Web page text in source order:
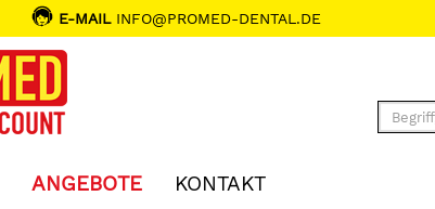
E-MAILINFO@PROMED-DENTAL.DE
ANGEBOTE KONTAKT